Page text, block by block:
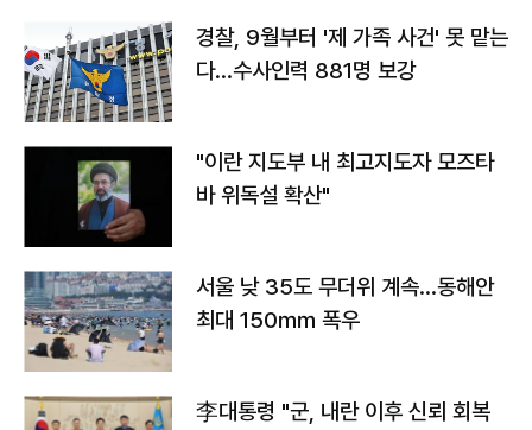
경찰, 9월부터 '제 가족 사건' 못 맡는
다…수사인력 881명 보강
"이란 지도부 내 최고지도자 모즈타
바 위독설 확산"
서울 낮 35도 무더위 계속…동해안
최대 150㎜ 폭우
李대통령 "군, 내란 이후 신뢰 회복